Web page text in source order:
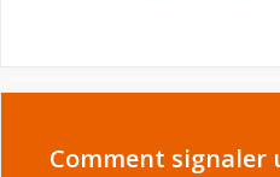
Comment signaler